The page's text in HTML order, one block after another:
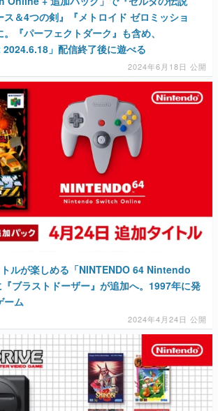
＆4つの剣』『メトロイド ゼロミッショ
『パーフェクトダーク』も含め、
」配信終了後に遊べる
2024年6月18日 公開
ルが楽しめる「NINTENDO 64 Nintendo
ブラストドーザー』が追加へ。1997年に発
ーム
2024年4月24日 公開